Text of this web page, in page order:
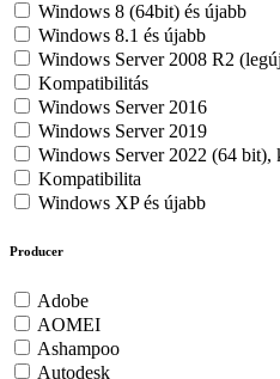
Windows 8 (64bit) és újabb
Windows 8.1 és újabb
Windows Server 2008 R2
Kompatibilitás
Windows Server 2016
Windows Server 2019
Windows Server 2022 (64 bit),
Kompatibilita
Windows XP és újabb
Producer
Adobe
AOMEI
Ashampoo
Autodesk